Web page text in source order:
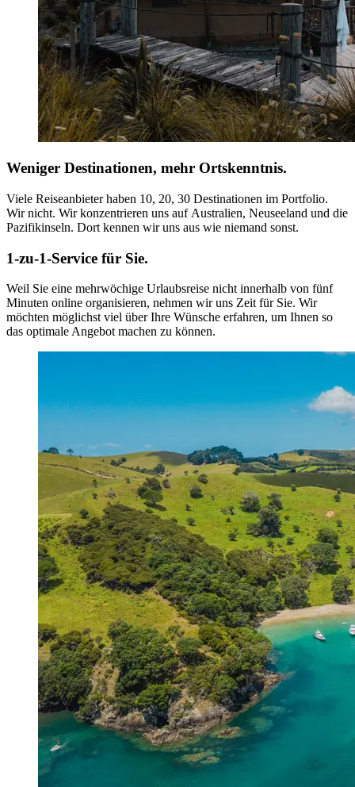
Weniger Destinationen, mehr Ortskenntnis.
Viele Reiseanbieter haben 10, 20, 30 Destinationen im Portfolio.
Wir nicht. Wir konzentrieren uns auf Australien, Neuseeland und die
Pazifikinseln. Dort kennen wir uns aus wie niemand sonst.
1-zu-1-Service für Sie.
Weil Sie eine mehrwöchige Urlaubsreise nicht innerhalb von fünf
Minuten online organisieren, nehmen wir uns Zeit für Sie. Wir
möchten möglichst viel über Ihre Wünsche erfahren, um Ihnen so
das optimale Angebot machen zu können.